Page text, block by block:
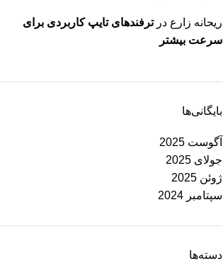
ریحانه زارع درترفندهای تایپ کاربردی برای
سرعت بیشتر
بایگانی‌ها
آگوست 2025
جولای 2025
ژوئن 2025
سپتامبر 2024
دسته‌ها